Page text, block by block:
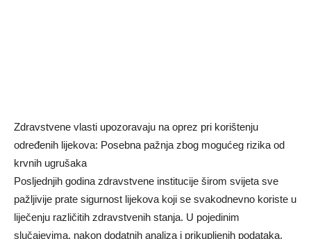
Zdravstvene vlasti upozoravaju na oprez pri korištenju
određenih lijekova: Posebna pažnja zbog mogućeg rizika od
krvnih ugrušaka
Posljednjih godina zdravstvene institucije širom svijeta sve
pažljivije prate sigurnost lijekova koji se svakodnevno koriste u
liječenju različitih zdravstvenih stanja. U pojedinim
slučajevima, nakon dodatnih analiza i prikupljenih podataka,